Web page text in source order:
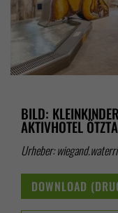
BILD:
AKTIVHOTEL
Urheber:
DOWNLOAD